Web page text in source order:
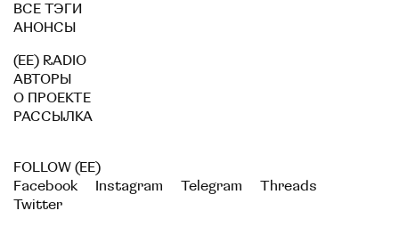
ВСЕ ТЭГИ
АНОНСЫ
(EE) RADIO
АВТОРЫ
О ПРОЕКТЕ
РАССЫЛКА
FOLLOW (EE)
Facebook
Instagram Telegram
Threads
Twitter